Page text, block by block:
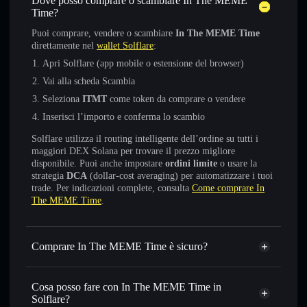
Time?
Puoi comprare, vendere o scambiare In The MEME Time
direttamente nel wallet Solflare:
Apri Solflare (app mobile o estensione del browser)
Vai alla scheda Scambia
Seleziona ITMT come token da comprare o vendere
Inserisci l’importo e conferma lo scambio
Solflare utilizza il routing intelligente dell’ordine su tutti i
maggiori DEX Solana per trovare il prezzo migliore
disponibile. Puoi anche impostare ordini limite o usare la
strategia DCA (dollar-cost averaging) per automatizzare i tuoi
trade. Per indicazioni complete, consulta Come comprare In
The MEME Time.
Comprare In The MEME Time è sicuro?
In The MEME Time non è verificato
Cosa posso fare con In The MEME Time in
Solflare?